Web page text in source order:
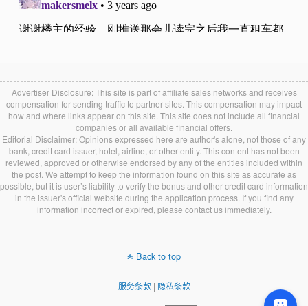
Advertiser Disclosure: This site is part of affiliate sales networks and receives
compensation for sending traffic to partner sites. This compensation may impact
how and where links appear on this site. This site does not include all financial
companies or all available financial offers.
Editorial Disclaimer: Opinions expressed here are author's alone, not those of any
bank, credit card issuer, hotel, airline, or other entity. This content has not been
reviewed, approved or otherwise endorsed by any of the entities included within
the post. We attempt to keep the information found on this site as accurate as
possible, but it is user’s liability to verify the bonus and other credit card information
in the issuer's official website during the application process. If you find any
information incorrect or expired, please contact us immediately.
Back to top
服务条款| 隐私条款